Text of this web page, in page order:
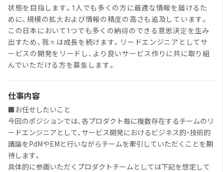
状態を目指します。1人でも多くの方に最適な情報を届けるた
めに、規模の拡大および情報の精度の高さも追及しています。
この日本において1つでも多くの納得のできる意思決定を生み
出すため、我々は成長を続けます。リードエンジニアとしてサ
ービスの開発をリードし、より良いサービス作りに共に取り組
んでいただける方を募集します。
仕事内容
■お任せしたいこと
今回のポジションでは、各プロダクト毎に複数存在するチームのリ
ードエンジニアとして、サービス開発におけるビジネス的・技術的
議論をPdMやEMと行いながらチームを牽引していただくことを期
待します。
具体的に参画いただくプロダクトチームとしては下記を想定して